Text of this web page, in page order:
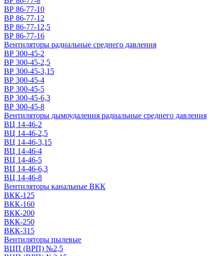
ВР 86-77-10
ВР 86-77-12
ВР 86-77-12,5
ВР 86-77-16
Вентиляторы радиальные среднего давления
ВР 300-45-2
ВР 300-45-2,5
ВР 300-45-3,15
ВР 300-45-4
ВР 300-45-5
ВР 300-45-6,3
ВР 300-45-8
Вентиляторы дымоудаления радиальные среднего давления
ВЦ 14-46-2
ВЦ 14-46-2,5
ВЦ 14-46-3,15
ВЦ 14-46-4
ВЦ 14-46-5
ВЦ 14-46-6,3
ВЦ 14-46-8
Вентиляторы канальные ВКК
ВКК-125
ВКК-160
ВКК-200
ВКК-250
ВКК-315
Вентиляторы пылевые
ВЦП (ВРП) №2,5